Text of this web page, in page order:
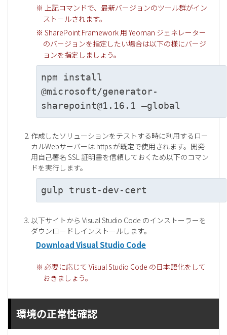
※ 上記コマンドで、最新バージョンのツール群がイン
ストールされます。
※ SharePoint Framework 用 Yeoman ジェネレーター
のバージョンを指定したい場合は以下の様にバージ
ョンを指定しましょう。
npm install
@microsoft/generator-
sharepoint@1.16.1 –global
作成したソリューションをテストする時に利用するロー
カルWebサーバーは https が既定で使用されます。開発
用自己署名 SSL 証明書を信頼しておくため以下のコマン
ドを実行します。
gulp trust-dev-cert
以下サイトから Visual Studio Code のインストーラーを
ダウンロードしインストールします。
Download Visual Studio Code
※ 必要に応じて Visual Studio Code の日本語化をして
おきましょう。
環境の正常性確認